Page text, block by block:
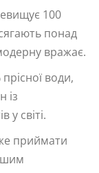
100
понад
вражає.
води,
із
у світі.
приймати